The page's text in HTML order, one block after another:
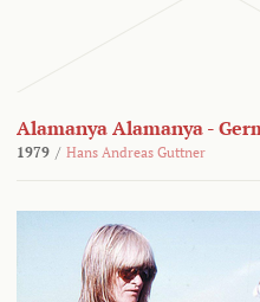
Alamanya Alamanya -
1979 / Hans Andreas Guttner